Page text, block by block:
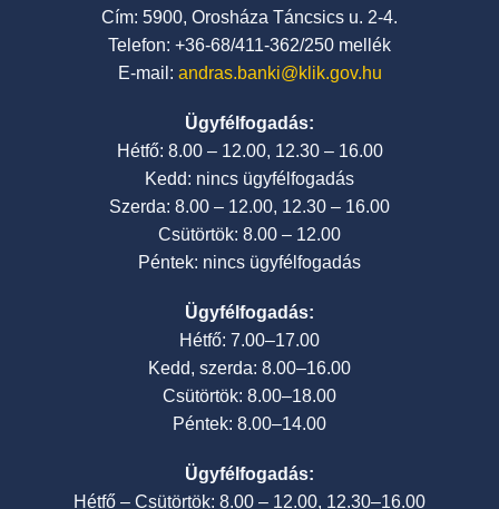
Cím: 5900, Orosháza Táncsics u. 2-4.
Telefon: +36-68/411-362/250 mellék
E-mail: andras.banki@klik.gov.hu
Ügyfélfogadás:
Hétfő: 8.00 – 12.00, 12.30 – 16.00
Kedd: nincs ügyfélfogadás
Szerda: 8.00 – 12.00, 12.30 – 16.00
Csütörtök: 8.00 – 12.00
Péntek: nincs ügyfélfogadás
Ügyfélfogadás:
Hétfő: 7.00–17.00
Kedd, szerda: 8.00–16.00
Csütörtök: 8.00–18.00
Péntek: 8.00–14.00
Ügyfélfogadás:
Hétfő – Csütörtök: 8.00 – 12.00, 12.30–16.00